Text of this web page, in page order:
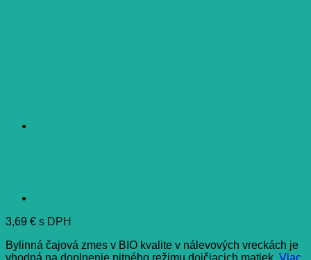
3,69 € s DPH
Bylinná čajová zmes v BIO kvalite v nálevových vreckách je
vhodná na doplnenie pitného režimu dojčiacich matiek. Viac